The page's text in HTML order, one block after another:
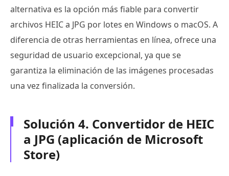
alternativa es la opción más fiable para convertir
archivos HEIC a JPG por lotes en Windows o macOS. A
diferencia de otras herramientas en línea, ofrece una
seguridad de usuario excepcional, ya que se
garantiza la eliminación de las imágenes procesadas
una vez finalizada la conversión.
Solución 4. Convertidor de HEIC
a JPG (aplicación de Microsoft
Store)